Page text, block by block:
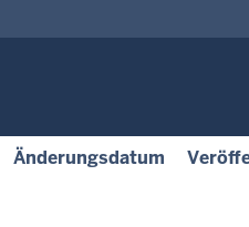
Änderungsdatum